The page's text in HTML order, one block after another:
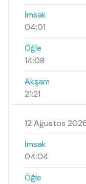
İmsak
04:01
Öğle
14:08
Akşam
21:21
12 Ağustos
İmsak
04:04
Öğle